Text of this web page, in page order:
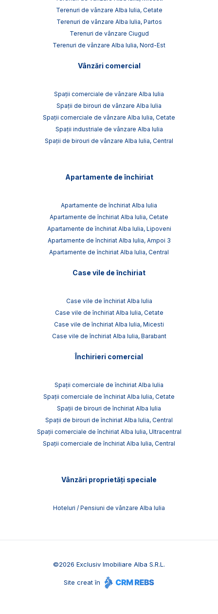
Terenuri de vânzare Alba Iulia, Cetate
Terenuri de vânzare Alba Iulia, Partos
Terenuri de vânzare Ciugud
Terenuri de vânzare Alba Iulia, Nord-Est
Vânzări comercial
Spații comerciale de vânzare Alba Iulia
Spații de birouri de vânzare Alba Iulia
Spații comerciale de vânzare Alba Iulia, Cetate
Spații industriale de vânzare Alba Iulia
Spații de birouri de vânzare Alba Iulia, Central
Apartamente de închiriat
Apartamente de închiriat Alba Iulia
Apartamente de închiriat Alba Iulia, Cetate
Apartamente de închiriat Alba Iulia, Lipoveni
Apartamente de închiriat Alba Iulia, Ampoi 3
Apartamente de închiriat Alba Iulia, Central
Case vile de închiriat
Case vile de închiriat Alba Iulia
Case vile de închiriat Alba Iulia, Cetate
Case vile de închiriat Alba Iulia, Micesti
Case vile de închiriat Alba Iulia, Barabant
Închirieri comercial
Spații comerciale de închiriat Alba Iulia
Spații comerciale de închiriat Alba Iulia, Cetate
Spații de birouri de închiriat Alba Iulia
Spații de birouri de închiriat Alba Iulia, Central
Spații comerciale de închiriat Alba Iulia, Ultracentral
Spații comerciale de închiriat Alba Iulia, Central
Vânzări proprietăți speciale
Hoteluri / Pensiuni de vânzare Alba Iulia
©2026 Exclusiv Imobiliare Alba S.R.L.
Site creat în